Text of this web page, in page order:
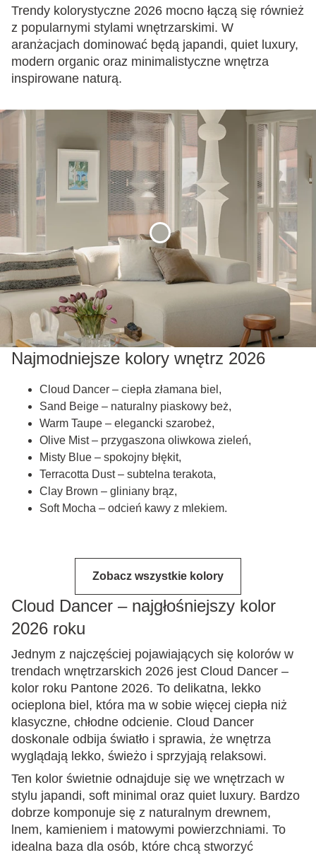
Trendy kolorystyczne 2026 mocno łączą się również
z popularnymi stylami wnętrzarskimi. W
aranżacjach dominować będą japandi, quiet luxury,
modern organic oraz minimalistyczne wnętrza
inspirowane naturą.
Najmodniejsze kolory wnętrz 2026
Cloud Dancer – ciepła złamana biel,
Sand Beige – naturalny piaskowy beż,
Warm Taupe – elegancki szarobeż,
Olive Mist – przygaszona oliwkowa zieleń,
Misty Blue – spokojny błękit,
Terracotta Dust – subtelna terakota,
Clay Brown – gliniany brąz,
Soft Mocha – odcień kawy z mlekiem.
Zobacz wszystkie kolory
Cloud Dancer – najgłośniejszy kolor
2026 roku
Jednym z najczęściej pojawiających się kolorów w
trendach wnętrzarskich 2026 jest Cloud Dancer –
kolor roku Pantone 2026. To delikatna, lekko
ocieplona biel, która ma w sobie więcej ciepła niż
klasyczne, chłodne odcienie. Cloud Dancer
doskonale odbija światło i sprawia, że wnętrza
wyglądają lekko, świeżo i sprzyjają relaksowi.
Ten kolor świetnie odnajduje się we wnętrzach w
stylu japandi, soft minimal oraz quiet luxury. Bardzo
dobrze komponuje się z naturalnym drewnem,
lnem, kamieniem i matowymi powierzchniami. To
idealna baza dla osób, które chcą stworzyć